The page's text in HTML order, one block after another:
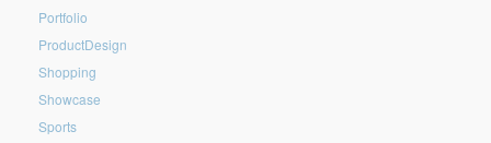
Portfolio
ProductDesign
Shopping
Showcase
Sports